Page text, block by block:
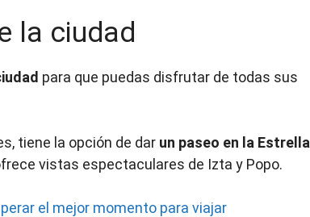
la ciudad
para que puedas disfrutar de todas sus
tiene la opción de dar un paseo en la Estrella
vistas espectaculares de Izta y Popo.
el mejor momento para viajar